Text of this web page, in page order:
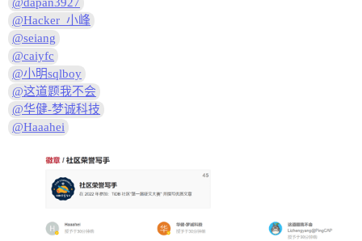
@dapan3927
@Hacker_小峰
@seiang
@caiyfc
@小明sqlboy
@这道题我不会
@华健-梦诚科技
@Haaahei